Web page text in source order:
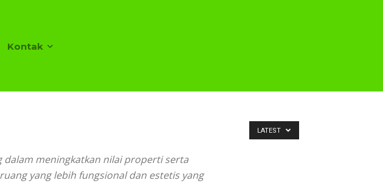
Kontak
meningkatkan nilai properti serta
yang lebih fungsional dan estetis yang
LATEST